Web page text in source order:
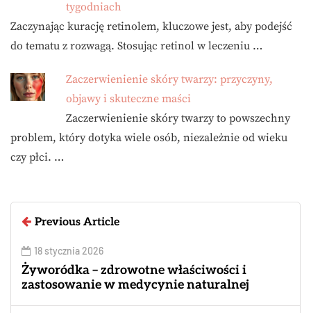
tygodniach
Zaczynając kurację retinolem, kluczowe jest, aby podejść
do tematu z rozwagą. Stosując retinol w leczeniu …
Zaczerwienienie skóry twarzy: przyczyny,
objawy i skuteczne maści
Zaczerwienienie skóry twarzy to powszechny
problem, który dotyka wiele osób, niezależnie od wieku
czy płci. …
Previous Article
18 stycznia 2026
Żyworódka – zdrowotne właściwości i
zastosowanie w medycynie naturalnej